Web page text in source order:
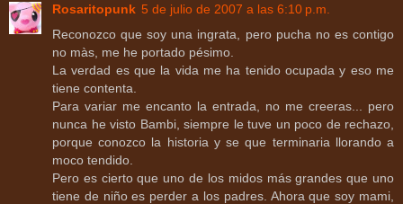
Rosaritopunk 5 de julio de 2007 a las 6:10 p.m.
Reconozco que soy una ingrata, pero pucha no es contigo
no màs, me he portado pésimo.
La verdad es que la vida me ha tenido ocupada y eso me
tiene contenta.
Para variar me encanto la entrada, no me creeras... pero
nunca he visto Bambi, siempre le tuve un poco de rechazo,
porque conozco la historia y se que terminaria llorando a
moco tendido.
Pero es cierto que uno de los midos más grandes que uno
tiene de niño es perder a los padres. Ahora que soy mami,